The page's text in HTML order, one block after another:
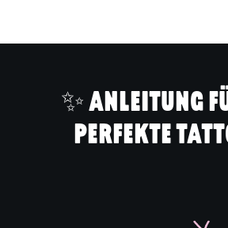
✨ ANLEITUNG
PERFEKTE